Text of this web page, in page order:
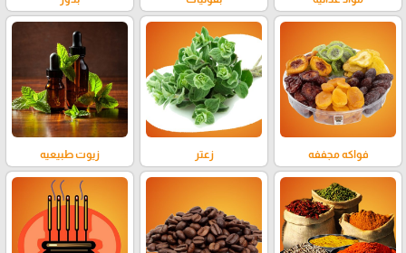
فواكه مجففه زعتر زيوت طبيعيه